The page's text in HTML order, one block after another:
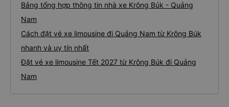
Bảng tổng hợp thông tin nhà xe Krông Búk - Quảng
Nam
Cách đặt vé xe limousine đi Quảng Nam từ Krông Búk
nhanh và uy tín nhất
Đặt vé xe limousine Tết 2027 từ Krông Búk đi Quảng
Nam